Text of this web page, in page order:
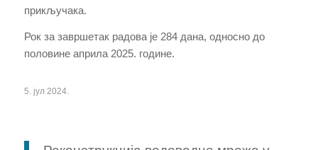
прикључака.
Рок за завршетак радова је 284данa, односно до
половине априла 2025. године.
5. јул 2024.